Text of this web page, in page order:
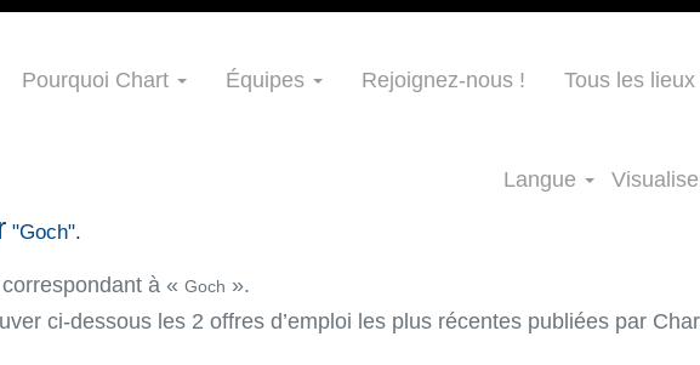
Pourquoi Chart Équipes Rejoignez-nous ! Tous les lieux
Langue
"Goch".
à « Goch ».
ci-dessous les 2 offres d’emploi les plus récentes publiées par